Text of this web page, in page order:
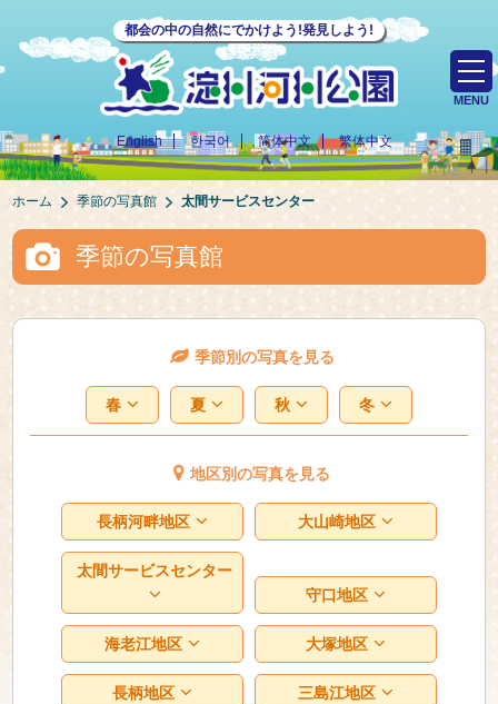
都会の中の自然にでかけよう!発見しよう!
English 한국어 简体中文 繁体中文
MENU
ホーム 季節の写真館 太間サービスセンター
季節の写真館
季節別の写真を見る
春 夏 秋 冬
地区別の写真を見る
長柄河畔地区 大山崎地区
太間サービスセンター
守口地区
海老江地区 大塚地区
長柄地区 三島江地区